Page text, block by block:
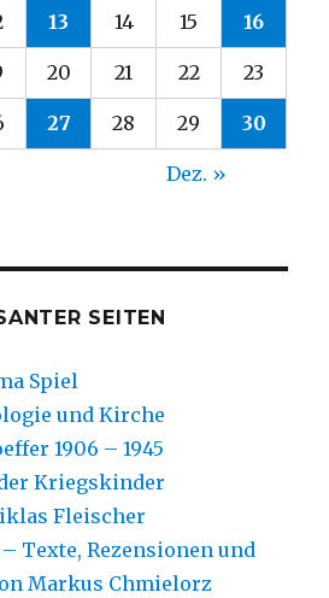
13 14 15 16
20 21 22 23
27 28 29 30
Dez. »
SEITEN
Spiel
und Kirche
1906 – 1945
Kriegskinder
Fleischer
Texte, Rezensionen und
Markus Chmielorz